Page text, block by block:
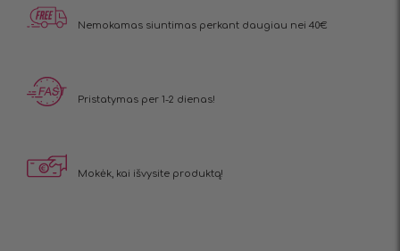
Nemokamas siuntimas perkant daugiau nei 40€
Pristatymas per 1-2 dienas!
Mokėk, kai išvysite produktą!